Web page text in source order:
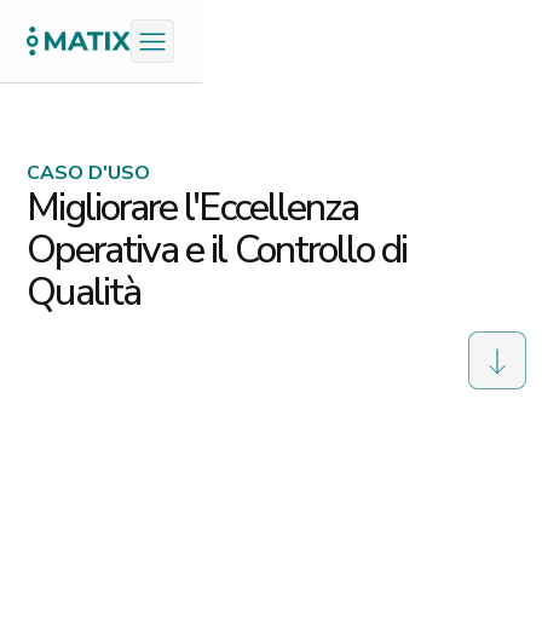
CASO D'USO
Migliorare l'Eccellenza
Operativa e il Controllo di
Qualità